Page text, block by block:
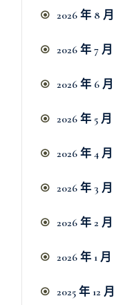
2026 年 8 月
2026 年 7 月
2026 年 6 月
2026 年 5 月
2026 年 4 月
2026 年 3 月
2026 年 2 月
2026 年 1 月
2025 年 12 月